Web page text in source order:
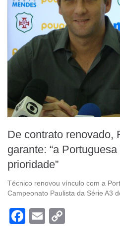
De contrato renovado,
garante: “a
prioridade”
Técnico renovou vínculo com a
Campeonato Paulista da Série A3
Facebook
Email